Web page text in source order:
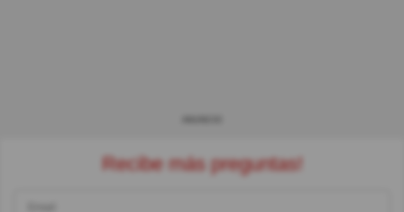
Recibe más preguntas!